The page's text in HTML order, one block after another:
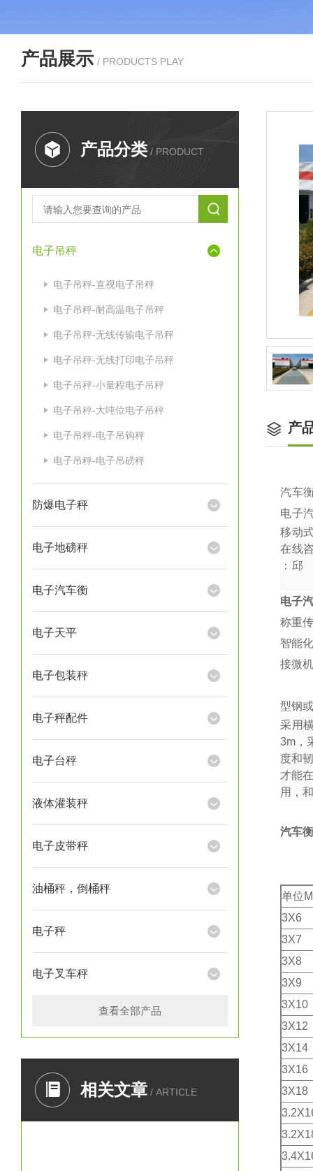
产品展示 / PRODUCTS PLAY
产品分类 / PRODUCT
电子吊秤
电子吊秤-直视电子吊秤
电子吊秤-耐高温电子吊秤
电子吊秤-无线传输电子吊秤
电子吊秤-无线打印电子吊秤
电子吊秤-小量程电子吊秤
电子吊秤-大吨位电子吊秤
电子吊秤-电子吊钩秤
电子吊秤-电子吊磅秤
防爆电子秤
电子地磅秤
电子汽车衡
电子天平
电子包装秤
电子秤配件
电子台秤
液体灌装秤
电子皮带秤
油桶秤，倒桶秤
电子秤
电子叉车秤
查看全部产品
相关文章 / ARTICLE
产
汽车
电子
移动
在线
： 邱
电子
称重
智能
接微
型钢
采用
3m ，
度和
才能
用，
汽车
单位M
3X6
3X7
3X8
3X9
3X10
3X12
3X14
3X16
3X18